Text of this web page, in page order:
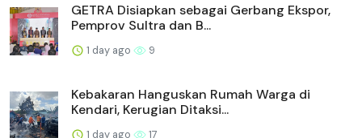
GETRA Disiapkan sebagai Gerbang Ekspor,
Pemprov Sultra dan B...
1 day ago 9
Kebakaran Hanguskan Rumah Warga di
Kendari, Kerugian Ditaksi...
1 day ago 17